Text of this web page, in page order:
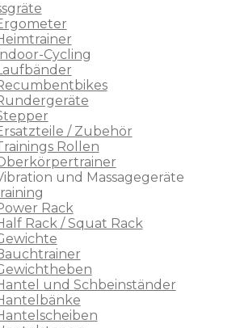
Cycling
/ Zubehör
Rollen
und Massagegeräte
Rack
Rack / Squat Rack
und Schbeinständer